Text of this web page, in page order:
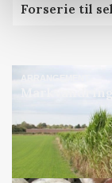
Forserie til
ARRANGEMENT